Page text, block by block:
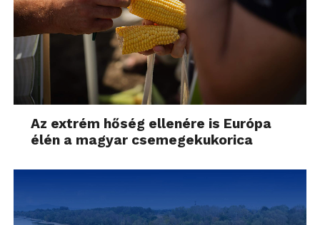
Az extrém hőség ellenére is Európa
élén a magyar csemegekukorica